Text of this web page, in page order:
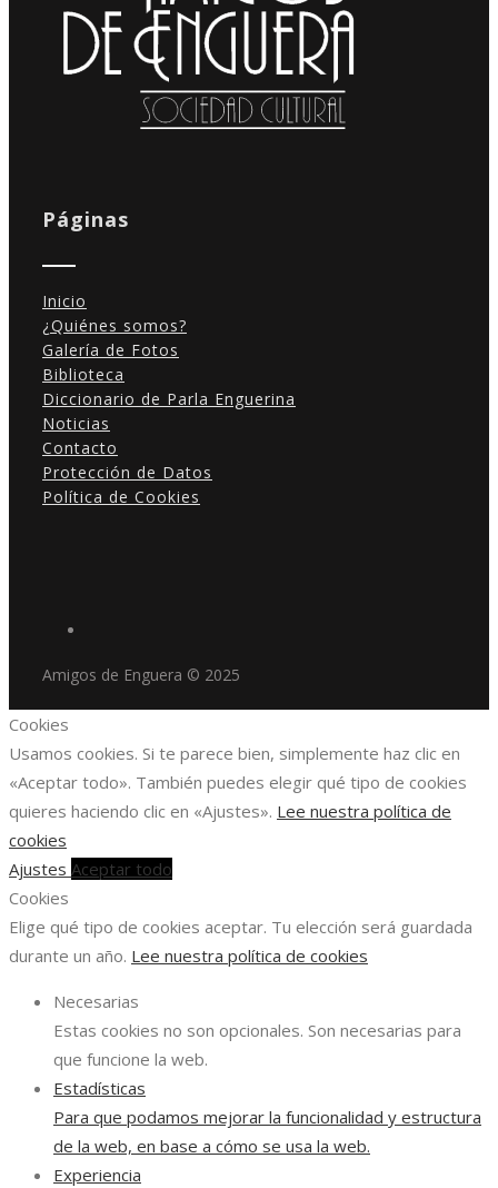
Páginas
Inicio
¿Quiénes somos?
Galería de Fotos
Biblioteca
Diccionario de Parla Enguerina
Noticias
Contacto
Protección de Datos
Política de Cookies
Amigos de Enguera © 2025
Cookies
Usamos cookies. Si te parece bien, simplemente haz clic en
«Aceptar todo». También puedes elegir qué tipo de cookies
quieres haciendo clic en «Ajustes». Lee nuestra política de
cookies
Ajustes Aceptar todo
Cookies
Elige qué tipo de cookies aceptar. Tu elección será guardada
durante un año. Lee nuestra política de cookies
Necesarias
Estas cookies no son opcionales. Son necesarias para
que funcione la web.
Estadísticas
Para que podamos mejorar la funcionalidad y estructura
de la web, en base a cómo se usa la web.
Experiencia